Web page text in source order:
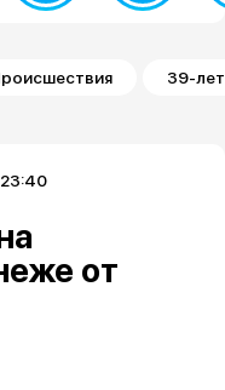
39-
от